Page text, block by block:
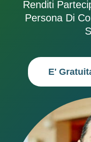
Renditi
Persona Di
E'